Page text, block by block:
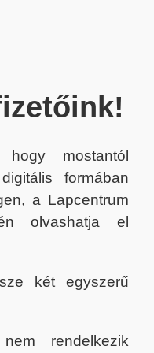
hogy mostantól
formában
a Lapcentrum
olvashatja el
két egyszerű
rendelkezik